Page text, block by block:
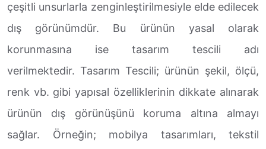
çeşitli unsurlarla zenginleştirilmesiyle elde edilecek
dış görünümdür. Bu ürünün yasal olarak
korunmasına ise tasarım tescili adı
verilmektedir. Tasarım Tescili; ürünün şekil, ölçü,
renk vb. gibi yapısal özelliklerinin dikkate alınarak
ürünün dış görünüşünü koruma altına almayı
sağlar. Örneğin; mobilya tasarımları, tekstil